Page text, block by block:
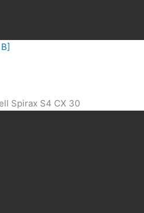
Spirax S4 CX 30